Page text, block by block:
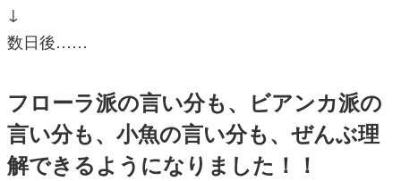
↓
数日後……
フローラ派の言い分も、ビアンカ派の
言い分も、小魚の言い分も、ぜんぶ理
解できるようになりました！！